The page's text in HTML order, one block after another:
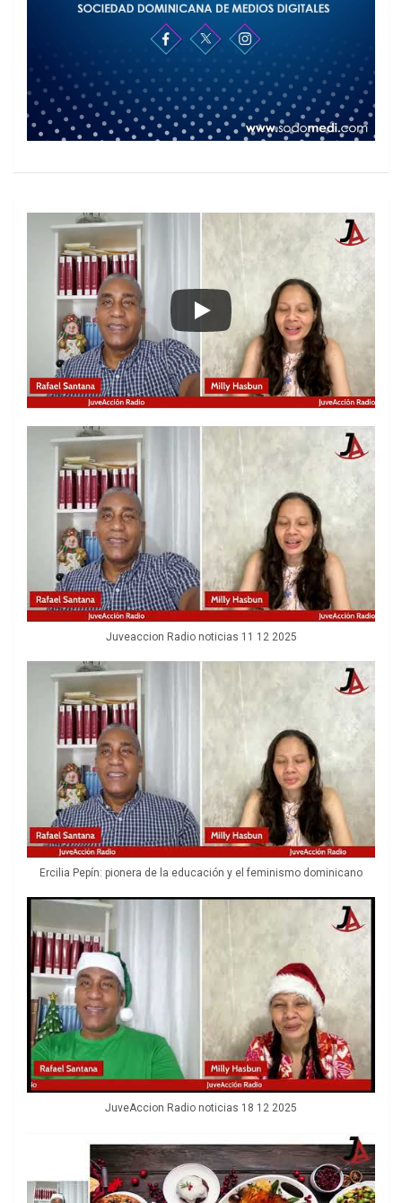
Juveaccion Radio noticias 11 12 2025
Ercilia Pepín: pionera de la educación y el feminismo dominicano
JuveAccion Radio noticias 18 12 2025